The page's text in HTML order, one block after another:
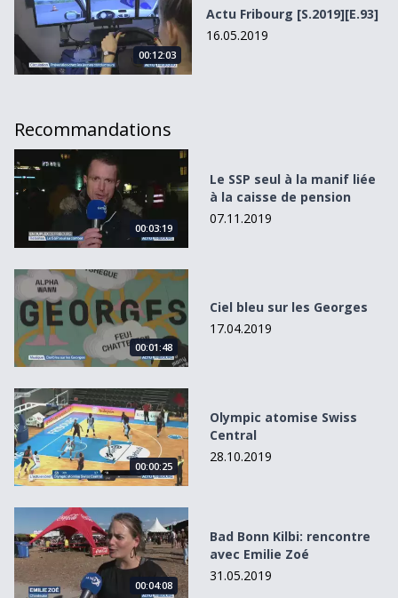
00:12:03
Actu Fribourg [S.2019][E.93]
16.05.2019
Recommandations
Le SSP seul à la manif liée à la caisse de pension
00:03:19
Le SSP seul à la manif liée
à la caisse de pension
07.11.2019
Ciel bleu sur les Georges
00:01:48
Ciel bleu sur les Georges
17.04.2019
Olympic atomise Swiss Central
00:00:25
Olympic atomise Swiss
Central
28.10.2019
Bad Bonn Kilbi: rencontre avec Emilie Zoé
00:04:08
Bad Bonn Kilbi: rencontre
avec Emilie Zoé
31.05.2019